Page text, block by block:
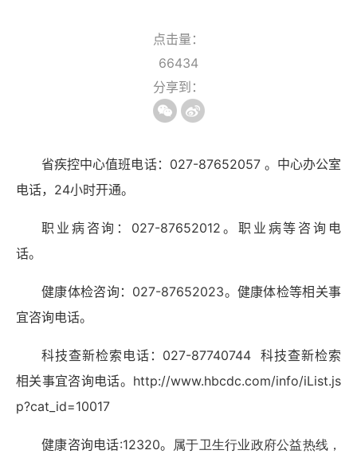
点击量：
66434
分享到：
省疾控中心值班电话：027-87652057 。中心办公室
电话，24小时开通。
职业病咨询：027-87652012。职业病等咨询电
话。
健康体检咨询：027-87652023。健康体检等相关事
宜咨询电话。
科技查新检索电话：027-87740744 科技查新检索
相关事宜咨询电话。http://www.hbcdc.com/info/iList.js
p?cat_id=10017
健康咨询电话:12320。
属于卫生行业政府公益热线，